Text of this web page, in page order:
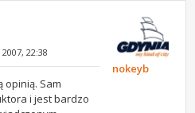
22:38
opinią. Sam
i jest bardzo
nokeyb